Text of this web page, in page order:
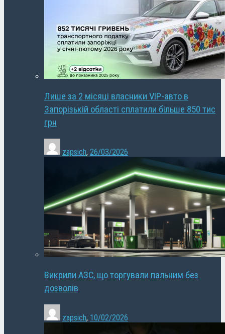
Лише за 2 місяці власники VIP-авто в
Запорізькій області сплатили більше 850 тис
грн
zapsich, 26/03/2026
Викрили АЗС, що торгували пальним без
дозволів
zapsich, 10/02/2026